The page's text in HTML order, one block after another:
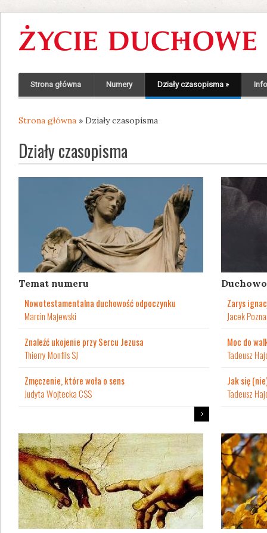
Strona główna Numery Działy czasopisma »
Jesteś tutaj
Strona główna » Działy czasopisma
Działy czasopisma
Temat numeru
Nowotestamentalna duchowość odpoczynku
Marcin Majewski
Znaleźć ukojenie przy Sercu Jezusa
Thierry Monfils SJ
Zmęczenie, które woła o sens
Judyta Wojtecka CSS
Zarys
Jacek
Moc do
Tadeusz
Jak się
Tadeusz